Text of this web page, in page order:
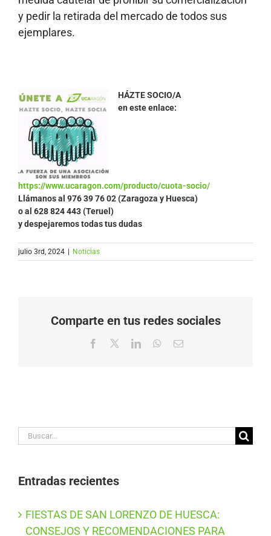
y pedir la retirada del mercado de todos sus
ejemplares.
HÁZTE SOCIO/A
en este enlace:
https://www.ucaragon.com/producto/cuota-socio/
Llámanos al 976 39 76 02 (Zaragoza y Huesca)
o al 628 824 443 (Teruel)
y despejaremos todas tus dudas
julio 3rd, 2024 | Noticias
Comparte en tus redes sociales
Facebook LinkedInWhatsApp
Correo
Buscar:
Entradas recientes
FIESTAS DE SAN LORENZO DE HUESCA:
CONSEJOS Y RECOMENDACIONES PARA